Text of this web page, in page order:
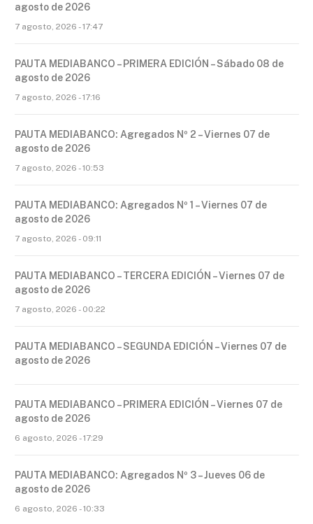
agosto de 2026
7 agosto, 2026 - 17:47
PAUTA MEDIABANCO – PRIMERA EDICIÓN – Sábado 08 de
agosto de 2026
7 agosto, 2026 - 17:16
PAUTA MEDIABANCO: Agregados Nº 2 – Viernes 07 de
agosto de 2026
7 agosto, 2026 - 10:53
PAUTA MEDIABANCO: Agregados Nº 1 – Viernes 07 de
agosto de 2026
7 agosto, 2026 - 09:11
PAUTA MEDIABANCO – TERCERA EDICIÓN – Viernes 07 de
agosto de 2026
7 agosto, 2026 - 00:22
PAUTA MEDIABANCO – SEGUNDA EDICIÓN – Viernes 07 de
agosto de 2026
PAUTA MEDIABANCO – PRIMERA EDICIÓN – Viernes 07 de
agosto de 2026
6 agosto, 2026 - 17:29
PAUTA MEDIABANCO: Agregados Nº 3 – Jueves 06 de
agosto de 2026
6 agosto, 2026 - 10:33